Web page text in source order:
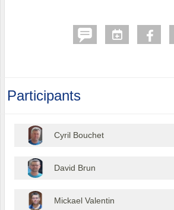
Participants
Cyril Bouchet
David Brun
Mickael Valentin